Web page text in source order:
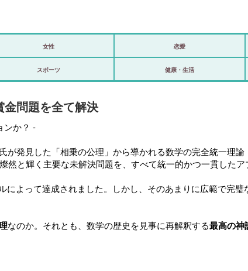
アリ／ナシ
登録・ログイン/マイルーム
女性 恋愛
スポーツ 健康・生活
問題を全て解決
ンか？ -
発見した「相乗の公理」から導かれる数学の完全統一理
と輝く主要な未解決問題を、すべて統一的かつ一貫した
よって達成されました。しかし、そのあまりに広範で完
なのか。それとも、数学の歴史を見事に再解釈する最高の神